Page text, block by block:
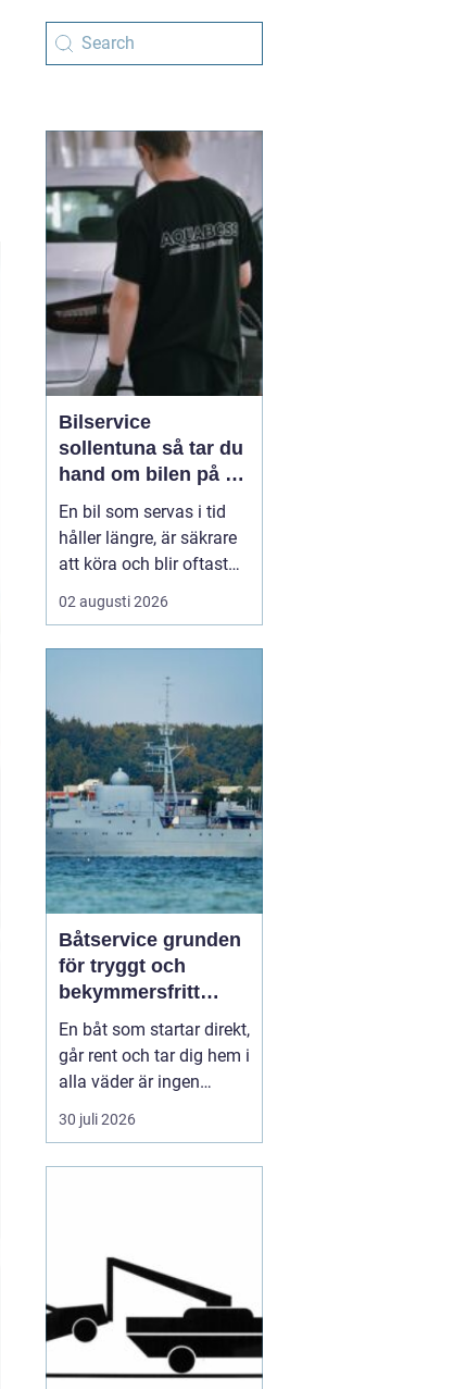
Bilservice
sollentuna så tar du
hand om bilen på ett
smart sätt
En bil som servas i tid
håller längre, är säkrare
att köra och blir oftast
billigare i längden. För
den som kör mycket i
Med r...
02 augusti 2026
Båtservice grunden
för tryggt och
bekymmersfritt
båtliv
En båt som startar direkt,
går rent och tar dig hem i
alla väder är ingen
slump. Bakom varje
problemfri båttur ligger
väntar tills något går
sönder, men den s...
30 juli 2026